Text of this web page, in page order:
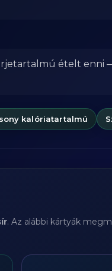
ételt enni
kalóriatartalmú
. Az alábbi kártyák